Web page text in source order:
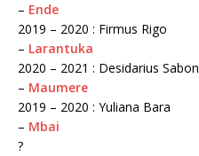
– Ende
2019 – 2020 : Firmus Rigo
– Larantuka
2020 – 2021 : Desidarius Sabon
– Maumere
2019 – 2020 : Yuliana Bara
– Mbai
?